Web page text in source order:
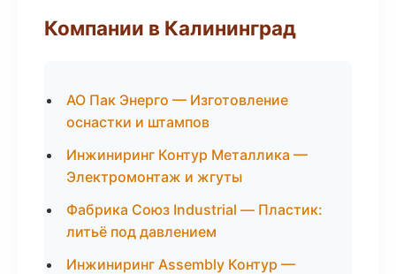
Компании в Калининград
АО Пак Энерго — Изготовление
оснастки и штампов
Инжиниринг Контур Металлика —
Электромонтаж и жгуты
Фабрика Союз Industrial — Пластик:
литьё под давлением
Инжиниринг Assembly Контур —